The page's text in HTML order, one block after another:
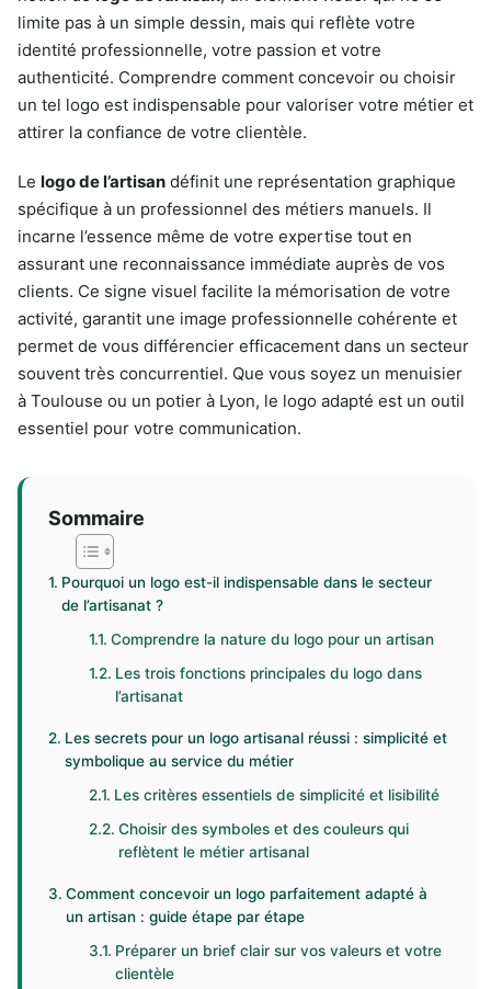
limite pas à un simple dessin, mais qui reflète votre
identité professionnelle, votre passion et votre
authenticité. Comprendre comment concevoir ou choisir
un tel logo est indispensable pour valoriser votre métier et
attirer la confiance de votre clientèle.
Le logo de l’artisan définit une représentation graphique
spécifique à un professionnel des métiers manuels. Il
incarne l’essence même de votre expertise tout en
assurant une reconnaissance immédiate auprès de vos
clients. Ce signe visuel facilite la mémorisation de votre
activité, garantit une image professionnelle cohérente et
permet de vous différencier efficacement dans un secteur
souvent très concurrentiel. Que vous soyez un menuisier
à Toulouse ou un potier à Lyon, le logo adapté est un outil
essentiel pour votre communication.
Sommaire
Pourquoi un logo est-il indispensable dans le secteur
de l’artisanat ?
Comprendre la nature du logo pour un artisan
Les trois fonctions principales du logo dans
l’artisanat
Les secrets pour un logo artisanal réussi : simplicité et
symbolique au service du métier
Les critères essentiels de simplicité et lisibilité
Choisir des symboles et des couleurs qui
reflètent le métier artisanal
Comment concevoir un logo parfaitement adapté à
un artisan : guide étape par étape
Préparer un brief clair sur vos valeurs et votre
clientèle